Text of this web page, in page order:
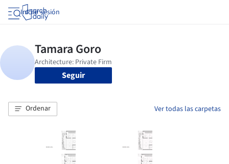
Iniciar sesión
Seguir
Ordenar Ver todas las carpetas